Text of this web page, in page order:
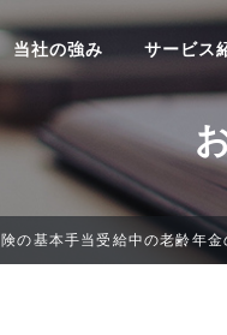
当社の強み サービス
の基本手当受給中の老齢年